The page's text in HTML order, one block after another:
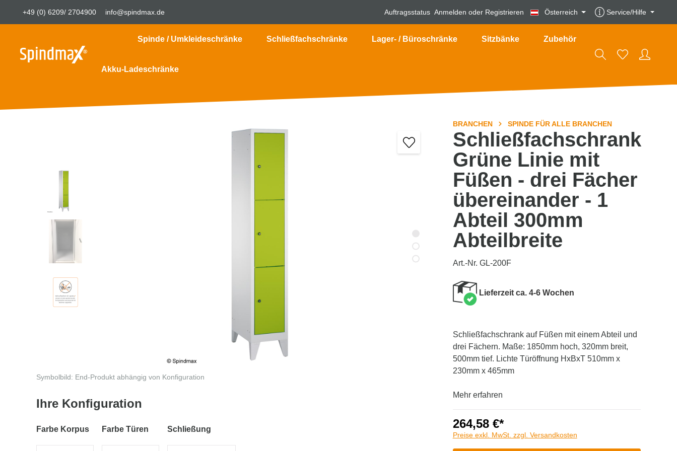
+49 (0) 6209/ 2704900 info@spindmax.de Auftragsstatus Anmelden oder Registrieren Österreich Service/Hilfe
Spinde / Umkleideschränke Schließfachschränke Lager- / Büroschränke Sitzbänke Zubehör
Akku-Ladeschränke
Symbolbild: End-Produkt abhängig von Konfiguration
Ihre Konfiguration
Farbe Korpus Farbe Türen Schließung
BRANCHEN SPINDE FÜR ALLE BRANCHEN
Schließfachschrank
Grüne Linie mit
Füßen - drei Fächer
übereinander - 1
Abteil 300mm
Abteilbreite
Art.-Nr. GL-200F
Lieferzeit ca. 4-6 Wochen
Schließfachschrank auf Füßen mit einem Abteil und
drei Fächern. Maße: 1850mm hoch, 320mm breit,
500mm tief. Lichte Türöffnung HxBxT 510mm x
230mm x 465mm
Mehr erfahren
264,58 €*
Preise exkl. MwSt. zzgl. Versandkosten